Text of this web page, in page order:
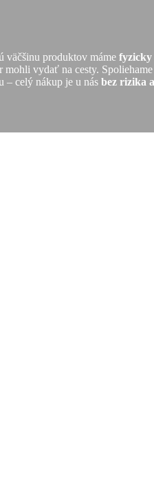
väčšinu produktov máme fyzicky
vydať na cesty.
– celý nákup je u nás bez rizika